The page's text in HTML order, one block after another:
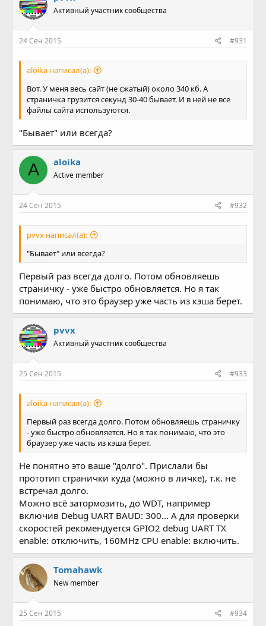
Активный участник сообщества
24 Сен 2015 #931
aloika написал(а):
Вот. У меня весь сайт (не сжатый) около 340 кб. А
страничка грузится секунд 30-40 бывает. И в ней не все
файлы сайта используются.
"Бывает" или всегда?
A aloika
Active member
24 Сен 2015 #932
pvvx написал(а):
"Бывает" или всегда?
Первый раз всегда долго. Потом обновляешь
страничку - уже быстро обновляется. Но я так
понимаю, что это браузер уже часть из кэша берет.
pvvx
Активный участник сообщества
25 Сен 2015 #933
aloika написал(а):
Первый раз всегда долго. Потом обновляешь страничку
- уже быстро обновляется. Но я так понимаю, что это
браузер уже часть из кэша берет.
Не понятно это ваше "долго". Прислали бы
прототип странички куда (можно в личке), т.к. не
встречал долго.
Можно всё затормозить, до WDT, например
включив Debug UART BAUD: 300... А для проверки
скоростей рекомендуется GPIO2 debug UART TX
enable: отключить, 160MHz CPU enable: включить.
Tomahawk
New member
25 Сен 2015 #934